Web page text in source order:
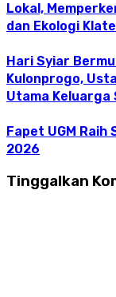
Lokal,
dan Ekologi
Hari Syiar
Kulonprogo,
Utama Keluarga
Fapet UGM Raih
2026
Tinggalkan